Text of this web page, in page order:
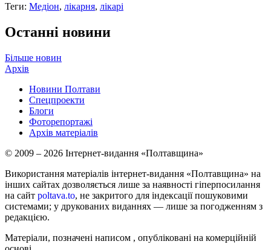
Теги: Медіон, лікарня, лікарі
Останні новини
Більше новин
Архів
Новини Полтави
Спецпроекти
Блоги
Фоторепортажі
Архів матеріалів
© 2009 – 2026 Інтернет-видання «Полтавщина»
Використання матеріалів інтернет-видання «Полтавщина» на
інших сайтах дозволяється лише за наявності гіперпосилання
на сайт poltava.to, не закритого для індексації пошуковими
системами; у друкованих виданнях — лише за погодженням з
редакцією.
Матеріали, позначені написом , опубліковані на комерційній